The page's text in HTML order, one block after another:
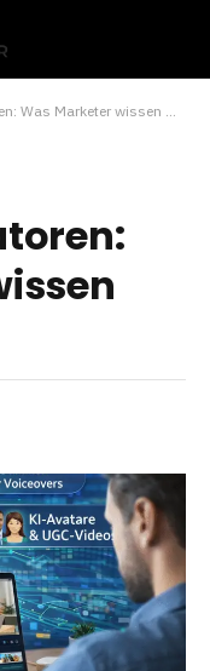
Marketer wissen müssen